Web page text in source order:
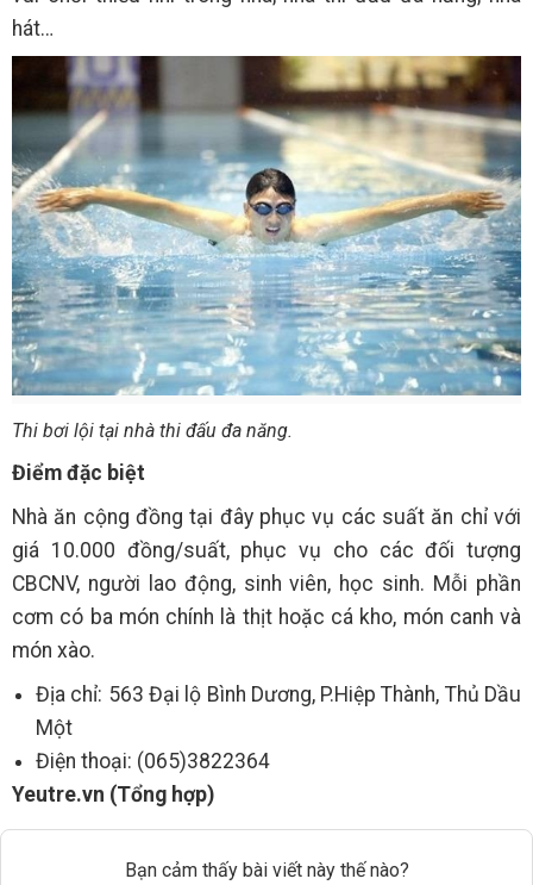
hát…
Thi bơi lội tại nhà thi đấu đa năng.
Điểm đặc biệt
Nhà ăn cộng đồng tại đây phục vụ các suất ăn chỉ với
giá 10.000 đồng/suất, phục vụ cho các đối tượng
CBCNV, người lao động, sinh viên, học sinh. Mỗi phần
cơm có ba món chính là thịt hoặc cá kho, món canh và
món xào.
Địa chỉ: 563 Đại lộ Bình Dương, P.Hiệp Thành, Thủ Dầu
Một
Điện thoại: (065)3822364
Yeutre.vn (Tổng hợp)
Bạn cảm thấy bài viết này thế nào?